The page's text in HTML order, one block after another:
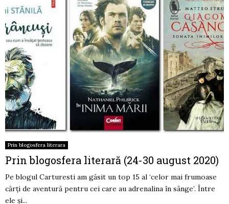
Prin blogosfera literara
Prin blogosfera literară (24-30 august 2020)
Pe blogul Carturesti am găsit un top 15 al ‘celor mai frumoase
cărți de aventură pentru cei care au adrenalina în sânge’. Între
ele și...